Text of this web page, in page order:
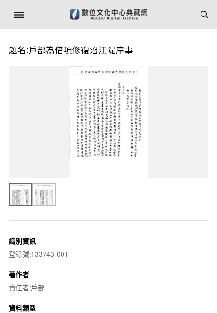
題名:戶部為借項修復沼江隄岸事
識別資訊
登錄號:133743-001
著作者
責任者:戶部
資料類型